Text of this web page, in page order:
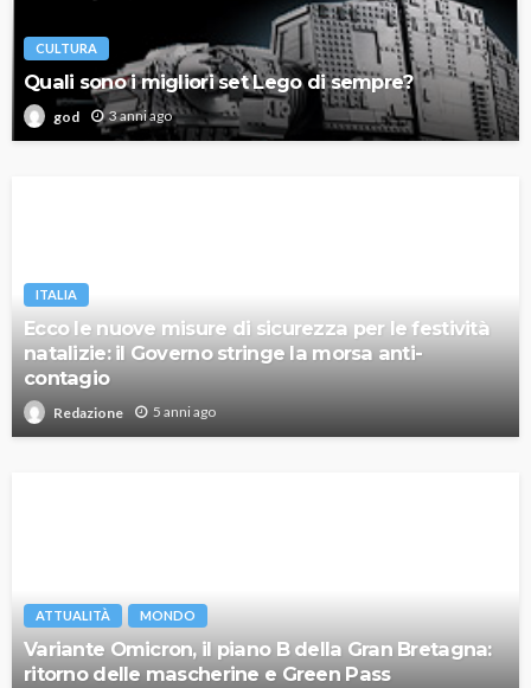
CULTURA
Quali sono i migliori set Lego di sempre?
god 3 anni ago
ITALIA
Ecco le nuove misure di sicurezza per le festività
natalizie: il Governo stringe la morsa anti-
contagio
Redazione 5 anni ago
ATTUALITÀ MONDO
Variante Omicron, il piano B della Gran Bretagna:
ritorno delle mascherine e Green Pass